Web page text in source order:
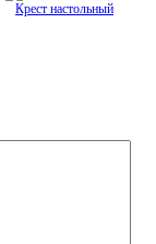
Крест настольный